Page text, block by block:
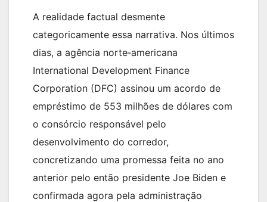
A realidade factual desmente
categoricamente essa narrativa. Nos últimos
dias, a agência norte‑americana
International Development Finance
Corporation (DFC) assinou um acordo de
empréstimo de 553 milhões de dólares com
o consórcio responsável pelo
desenvolvimento do corredor,
concretizando uma promessa feita no ano
anterior pelo então presidente Joe Biden e
confirmada agora pela administração